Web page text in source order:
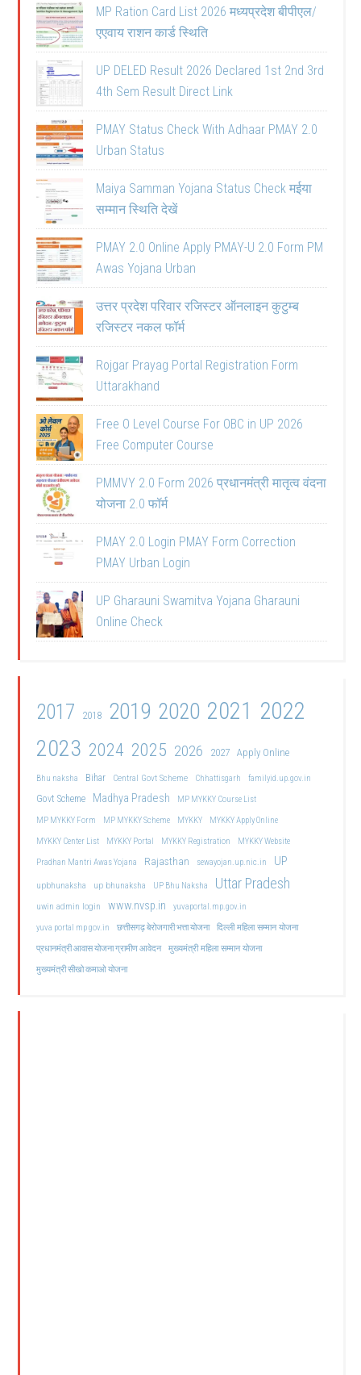
MP Ration Card List 2026 मध्यप्रदेश बीपीएल/
एएवाय राशन कार्ड स्थिति
UP DELED Result 2026 Declared 1st 2nd 3rd
4th Sem Result Direct Link
PMAY Status Check With Adhaar PMAY 2.0
Urban Status
Maiya Samman Yojana Status Check मईया
सम्मान स्थिति देखें
PMAY 2.0 Online Apply PMAY-U 2.0 Form PM
Awas Yojana Urban
उत्तर प्रदेश परिवार रजिस्टर ऑनलाइन कुटुम्ब
रजिस्टर नकल फॉर्म
Rojgar Prayag Portal Registration Form
Uttarakhand
Free O Level Course For OBC in UP 2026
Free Computer Course
PMMVY 2.0 Form 2026 प्रधानमंत्री मातृत्व वंदना
योजना 2.0 फॉर्म
PMAY 2.0 Login PMAY Form Correction
PMAY Urban Login
UP Gharauni Swamitva Yojana Gharauni
Online Check
2017 2018 2019 2020 2021 2022
2023 2024 2025 2026 2027 Apply Online
Bhu naksha Bihar Central Govt Scheme Chhattisgarh familyid.up.gov.in
Govt Scheme Madhya Pradesh
MP MYKKY Course List
MP MYKKY Form
MP MYKKY Scheme MYKKY
MYKKY Apply Online
MYKKY Center List
MYKKY Portal MYKKY Registration
MYKKY Website
Pradhan Mantri Awas Yojana
Rajasthan sewayojan.up.nic.in UP
upbhunaksha up bhunaksha UP Bhu Naksha Uttar Pradesh
uwin admin login www.nvsp.in
yuvaportal.mp.gov.in
yuva portal mp gov.in
छत्तीसगढ़ बेरोजगारी भत्ता योजना दिल्ली महिला सम्मान योजना
प्रधानमंत्री आवास योजना ग्रामीण आवेदन मुख्यमंत्री महिला सम्मान योजना
मुख्यमंत्री सीखो कमाओ योजना